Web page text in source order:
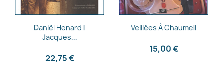
Aperçu rapide
Danièl Henard |
Jacques...
22,75 €
Aperçu rapide
Veillées À Chaumeil
15,00 €